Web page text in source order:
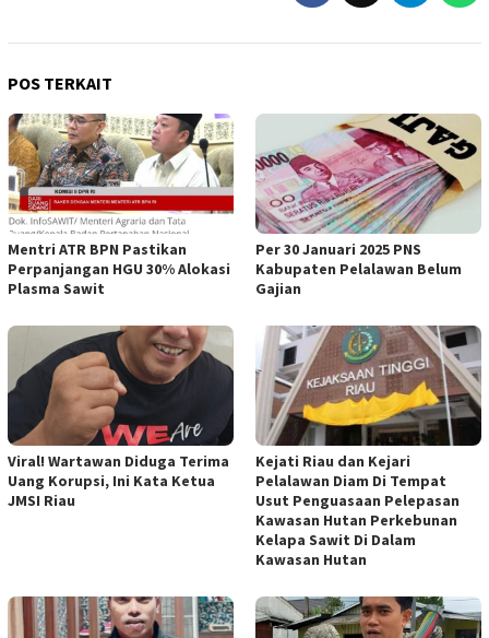
POS TERKAIT
Mentri ATR BPN Pastikan
Perpanjangan HGU 30% Alokasi
Plasma Sawit
Per 30 Januari 2025 PNS
Kabupaten Pelalawan Belum
Gajian
Viral! Wartawan Diduga Terima
Uang Korupsi, Ini Kata Ketua
JMSI Riau
Kejati Riau dan Kejari
Pelalawan Diam Di Tempat
Usut Penguasaan Pelepasan
Kawasan Hutan Perkebunan
Kelapa Sawit Di Dalam
Kawasan Hutan